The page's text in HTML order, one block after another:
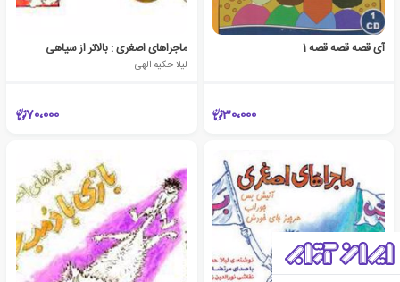
آی قصه قصه قصه 1
30،000
ماجراهای اصغری : بالاتر از سیاهی
لیلا حکیم الهی
70،000